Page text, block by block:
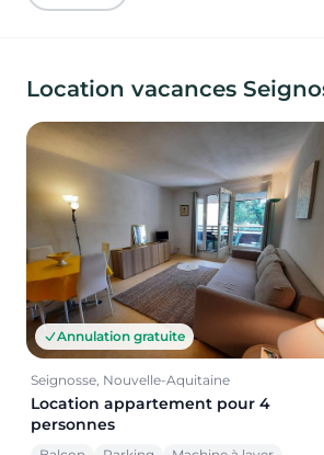
Location vacances
Annulation gratuite
Seignosse, Nouvelle-Aquitaine
Location appartement pour 4
personnes